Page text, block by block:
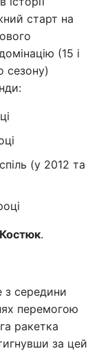
старт на
(15 і
сезону)
(у 2012 та
.
середини
перемогою
ракетка
за цей